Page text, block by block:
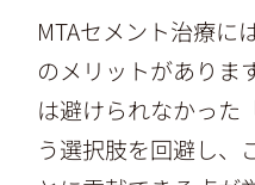
MTAセメント治療に
のメリットがありま
は避けられなかった
う選択肢を回避し、